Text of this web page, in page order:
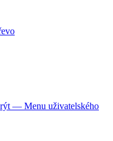
— Menu uživatelského